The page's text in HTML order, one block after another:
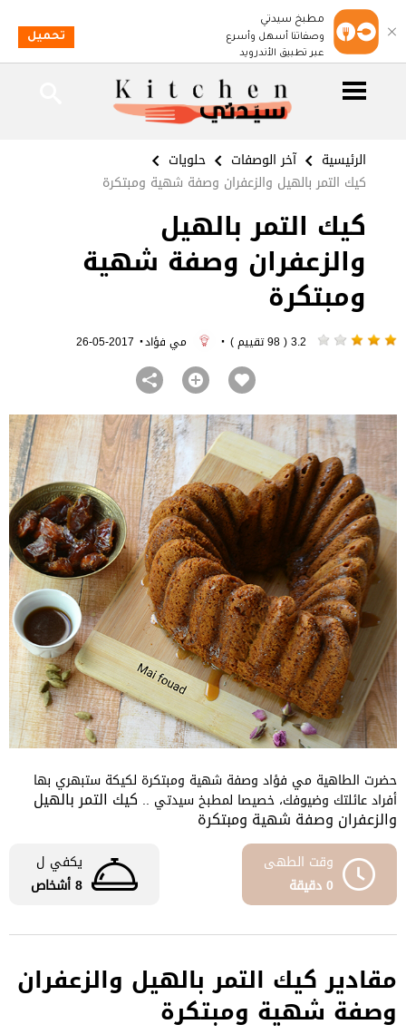
الرئيسية آخر الوصفات
حلويات
كيك التمر بالهيل والزعفران وصفة شهية ومبتكرة
كيك التمر بالهيل
والزعفران وصفة شهية
ومبتكرة
· مي فؤاد·
2017-05-26
حضرت الطاهية مي فؤاد وصفة شهية ومبتكرة لكيكة ستبهري بها
أفراد عائلتك وضيوفك، خصيصا لمطبخ سيدتي .. كيك التمر بالهيل
والزعفران وصفة شهية ومبتكرة
وقت الطهى
0 دقيقة
يكفي ل
8 أشخاص
مقادير كيك التمر بالهيل والزعفران
وصفة شهية ومبتكرة
مطبخ سيدتي
وصفاتنا أسهل وأسرع
عبر تطبيق الأندرويد
تحميل